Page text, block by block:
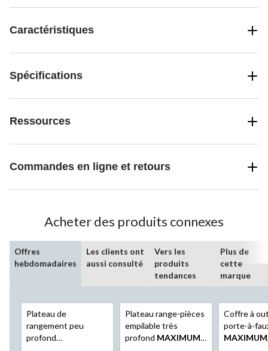
Caractéristiques
Spécifications
Ressources
Commandes en ligne et retours
Acheter des produits connexes
Offres
hebdomadaires
Les clients ont
aussi consulté
Vers les
produits
tendances
Plus de
cette
marque
Plateau de
rangement peu
profond
Plateau range-pièces
empilable très
profond MAXIMUM
Coffre à
porte-à-
MAXIMUM